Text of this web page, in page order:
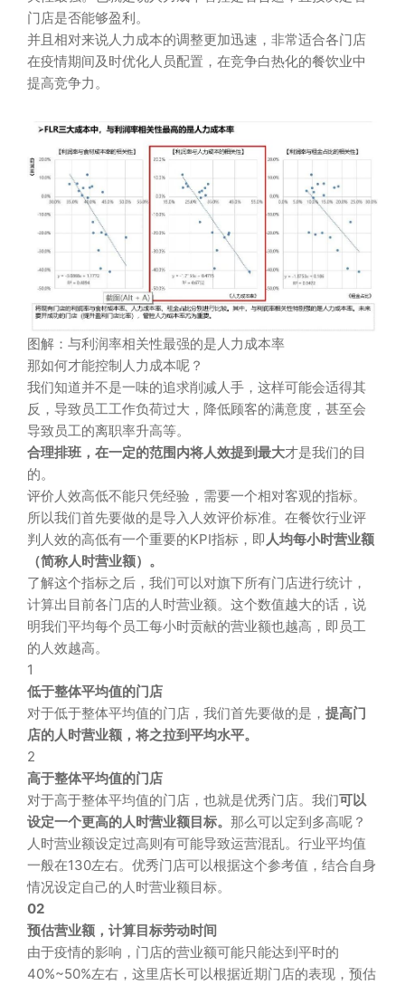
门店是否能够盈利。
并且相对来说人力成本的调整更加迅速，非常适合各门店
在疫情期间及时优化人员配置，在竞争白热化的餐饮业中
提高竞争力。
图解：与利润率相关性最强的是人力成本率
那如何才能控制人力成本呢？
我们知道并不是一味的追求削减人手，这样可能会适得其
反，导致员工工作负荷过大，降低顾客的满意度，甚至会
导致员工的离职率升高等。
合理排班，在一定的范围内将人效提到最大才是我们的目
的。
评价人效高低不能只凭经验，需要一个相对客观的指标。
所以我们首先要做的是导入人效评价标准。在餐饮行业评
判人效的高低有一个重要的KPI指标，即 人均每小时营业额
（简称人时营业额）。
了解这个指标之后，我们可以对旗下所有门店进行统计，
计算出目前各门店的人时营业额。这个数值越大的话，说
明我们平均每个员工每小时贡献的营业额也越高，即员工
的人效越高。
1
低于整体平均值的门店
对于低于整体平均值的门店，我们首先要做的是， 提高门
店的人时营业额，将之拉到平均水平。
2
高于整体平均值的门店
对于高于整体平均值的门店，也就是优秀门店。我们可以
设定一个更高的人时营业额目标。 那么可以定到多高呢？
人时营业额设定过高则有可能导致运营混乱。行业平均值
一般在130左右。优秀门店可以根据这个参考值，结合自身
情况设定自己的人时营业额目标。
02
预估营业额，计算目标劳动时间
由于疫情的影响，门店的营业额可能只能达到平时的
40%~50%左右，这里店长可以根据近期门店的表现，预估